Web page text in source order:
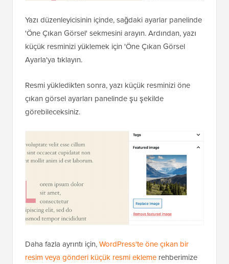
Yazı düzenleyicisinin içinde, sağdaki ayarlar panelinde
'Öne Çıkan Görsel' sekmesini arayın. Ardından, yazı
küçük resminizi yüklemek için 'Öne Çıkan Görsel
Ayarla'ya tıklayın.
Resmi yükledikten sonra, yazı küçük resminizi öne
çıkan görsel ayarları panelinde şu şekilde
görebileceksiniz.
Daha fazla ayrıntı için,WordPress'te öne çıkan bir
resim veya gönderi küçük resmi ekleme rehberimize